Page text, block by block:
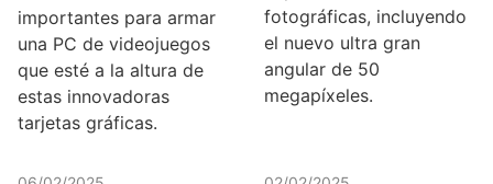
importantes para armar
una PC de videojuegos
que esté a la altura de
estas innovadoras
tarjetas gráficas.
fotográficas, incluyendo
el nuevo ultra gran
angular de 50
megapíxeles.